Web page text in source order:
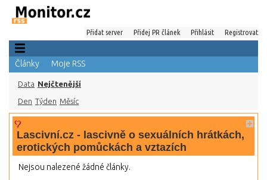
Přidat server Přidej PR článek Přihlásit Registrovat
Články Moje RSS
Data Nejčtenější
Den Týden Měsíc
Lascivní.cz - lascivně o sexuálních hrátkách,
erotických pomůckách a vztazích
Nejsou nalezené žádné články.